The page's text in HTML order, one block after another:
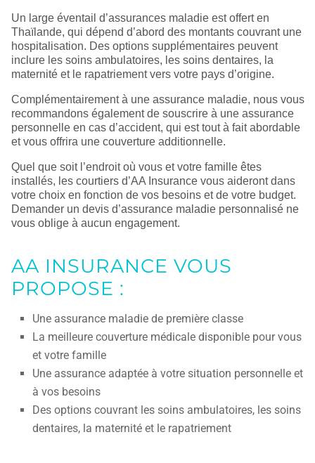
Un large éventail d’assurances maladie est offert en
Thaïlande, qui dépend d’abord des montants couvrant une
hospitalisation. Des options supplémentaires peuvent
inclure les soins ambulatoires, les soins dentaires, la
maternité et le rapatriement vers votre pays d’origine.
Complémentairement à une assurance maladie, nous vous
recommandons également de souscrire à une assurance
personnelle en cas d’accident, qui est tout à fait abordable
et vous offrira une couverture additionnelle.
Quel que soit l’endroit où vous et votre famille êtes
installés, les courtiers d’AA Insurance vous aideront dans
votre choix en fonction de vos besoins et de votre budget.
Demander un devis d’assurance maladie personnalisé ne
vous oblige à aucun engagement.
AA INSURANCE VOUS
PROPOSE :
Une assurance maladie de première classe
La meilleure couverture médicale disponible pour vous
et votre famille
Une assurance adaptée à votre situation personnelle et
à vos besoins
Des options couvrant les soins ambulatoires, les soins
dentaires, la maternité et le rapatriement